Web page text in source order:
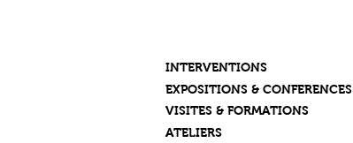
INTERVENTIONS
EXPOSITIONS & CONFERENCES
VISITES & FORMATIONS
ATELIERS